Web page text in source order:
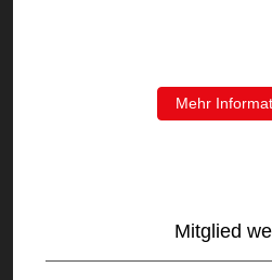
Mehr
Mitglied